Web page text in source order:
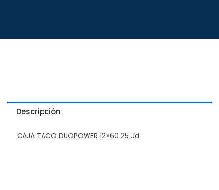
Descripción
CAJA TACO DUOPOWER 12×60 25 Ud